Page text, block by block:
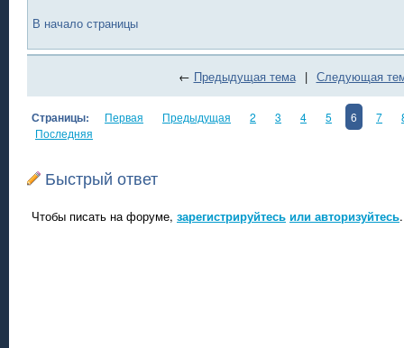
В начало страницы
← Предыдущая тема | Следующая
Страницы: Первая Предыдущая 2 3 4 5 6 7
Последняя
Быстрый ответ
Чтобы писать на форуме, зарегистрируйтесь или авторизуйтесь.